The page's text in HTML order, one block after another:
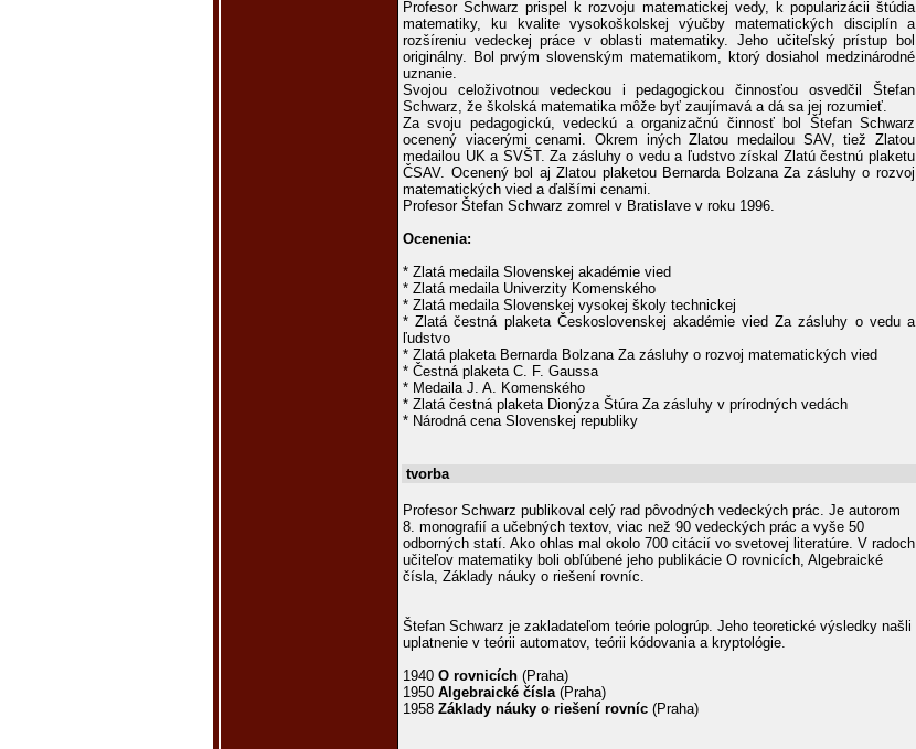
Profesor Schwarz prispel k rozvoju matematickej vedy, k popularizácii štúdia
matematiky, ku kvalite vysokoškolskej výučby matematických disciplín a
rozšíreniu vedeckej práce v oblasti matematiky. Jeho učiteľský prístup bol
originálny. Bol prvým slovenským matematikom, ktorý dosiahol medzinárodné
uznanie.
Svojou celoživotnou vedeckou i pedagogickou činnosťou osvedčil Štefan
Schwarz, že školská matematika môže byť zaujímavá a dá sa jej rozumieť.
Za svoju pedagogickú, vedeckú a organizačnú činnosť bol Štefan Schwarz
ocenený viacerými cenami. Okrem iných Zlatou medailou SAV, tiež Zlatou
medailou UK a SVŠT. Za zásluhy o vedu a ľudstvo získal Zlatú čestnú plaketu
ČSAV. Ocenený bol aj Zlatou plaketou Bernarda Bolzana Za zásluhy o rozvoj
matematických vied a ďalšími cenami.
Profesor Štefan Schwarz zomrel v Bratislave v roku 1996.
Ocenenia:
* Zlatá medaila Slovenskej akadémie vied
* Zlatá medaila Univerzity Komenského
* Zlatá medaila Slovenskej vysokej školy technickej
* Zlatá čestná plaketa Československej akadémie vied Za zásluhy o vedu a
ľudstvo
* Zlatá plaketa Bernarda Bolzana Za zásluhy o rozvoj matematických vied
* Čestná plaketa C. F. Gaussa
* Medaila J. A. Komenského
* Zlatá čestná plaketa Dionýza Štúra Za zásluhy v prírodných vedách
* Národná cena Slovenskej republiky
tvorba
Profesor Schwarz publikoval celý rad pôvodných vedeckých prác. Je autorom
8. monografií a učebných textov, viac než 90 vedeckých prác a vyše 50
odborných statí. Ako ohlas mal okolo 700 citácií vo svetovej literatúre. V radoch
učiteľov matematiky boli obľúbené jeho publikácie O rovnicích, Algebraické
čísla, Základy náuky o riešení rovníc.
Štefan Schwarz je zakladateľom teórie pologrúp. Jeho teoretické výsledky našli
uplatnenie v teórii automatov, teórii kódovania a kryptológie.
1940 O rovnicích (Praha)
1950 Algebraické čísla(Praha)
1958 Základy náuky o riešení rovníc (Praha)